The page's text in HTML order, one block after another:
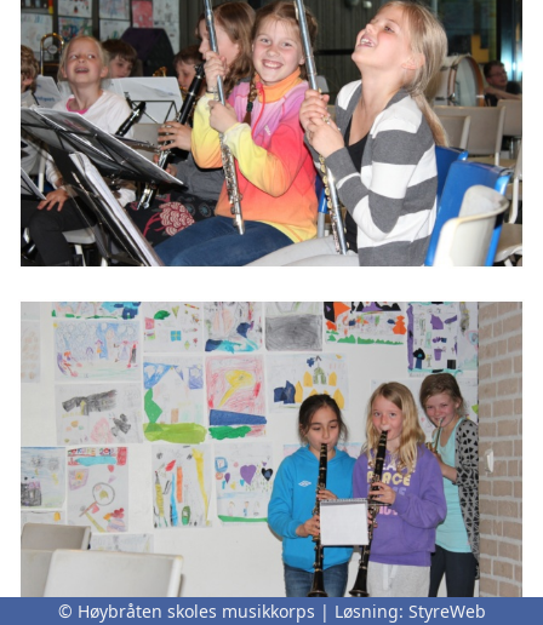
© Høybråten skoles musikkorps | Løsning: StyreWeb